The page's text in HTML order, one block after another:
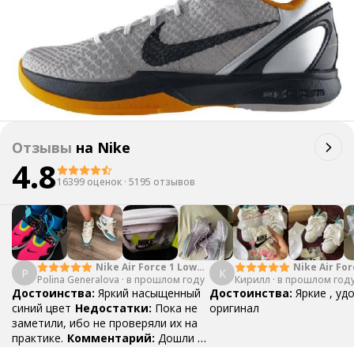
Отзывы на Nike
4.816399 оценок · 5195 отзывов
P
Nike Air Force 1 Low
College Pack White
Blue
Polina Generalova · в прошлом году
Достоинства: Яркий насыщенный
синий цвет Недостатки: Пока не
заметили, ибо не проверяли их на
практике. Комментарий: Дошли за
К
Nike Air
Yellow
Кирилл · в прошлом
Достоинства: Яркие ,
оригинал